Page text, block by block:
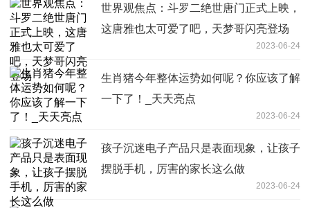
世界观焦点：斗罗二绝世唐门正式上映，
这唐雅也太可爱了吧，天梦哥闪亮登场
2023-06-24
生肖猪今年整体运势如何呢？你应该了解
一下了！_天天亮点
2023-06-24
孩子沉迷电子产品只是表面现象，让孩子
摆脱手机，厉害的家长这么做
2023-06-24